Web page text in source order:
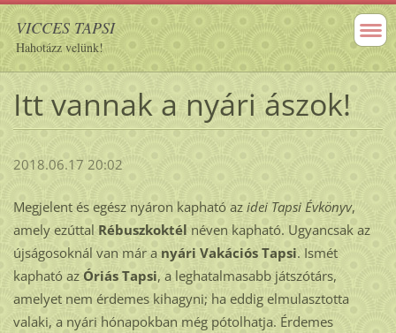
VICCES TAPSI
Hahotázz velünk!
Itt vannak a nyári ászok!
2018.06.17 20:02
Megjelent és egész nyáron kapható az idei Tapsi Évkönyv,
amely ezúttal Rébuszkoktél néven kapható. Ugyancsak az
újságosoknál van már a nyári Vakációs Tapsi. Ismét
kapható az Óriás Tapsi, a leghatalmasabb játszótárs,
amelyet nem érdemes kihagyni; ha eddig elmulasztotta
valaki, a nyári hónapokban még pótolhatja. Érdemes